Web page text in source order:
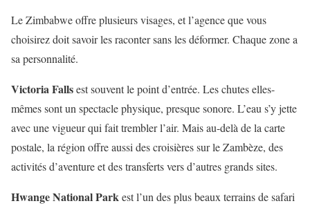
Le Zimbabwe offre plusieurs visages, et l’agence que vous
choisirez doit savoir les raconter sans les déformer. Chaque zone a
sa personnalité.
Victoria Fallsest souvent le point d’entrée. Les chutes elles-
mêmes sont un spectacle physique, presque sonore. L’eau s’y jette
avec une vigueur qui fait trembler l’air. Mais au-delà de la carte
postale, la région offre aussi des croisières sur le Zambèze, des
activités d’aventure et des transferts vers d’autres grands sites.
Hwange National Parkest l’un des plus beaux terrains de safari